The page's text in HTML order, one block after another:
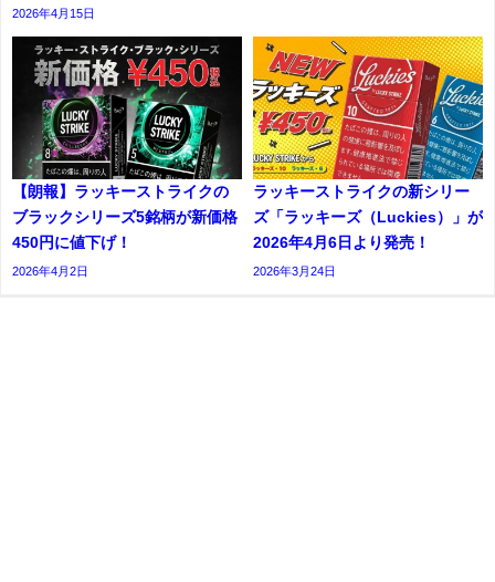
2026年4月15日
【朗報】ラッキーストライクの
ブラックシリーズ5銘柄が新価格
450円に値下げ！
2026年4月2日
ラッキーストライクの新シリー
ズ「ラッキーズ（Luckies）」が
2026年4月6日より発売！
2026年3月24日